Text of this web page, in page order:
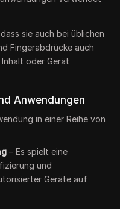
sie auch bei üblichen
Fingerabdrücke auch
oder Gerät
Anwendungen
in einer Reihe von
– Es spielt eine
und
Geräte auf